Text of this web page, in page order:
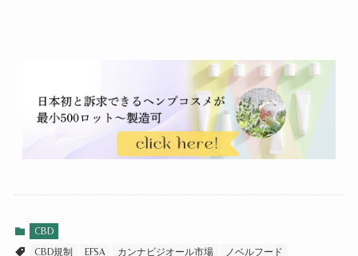
CBD
CBD規制
EFSA カンナビジオール市場 ノベルフード